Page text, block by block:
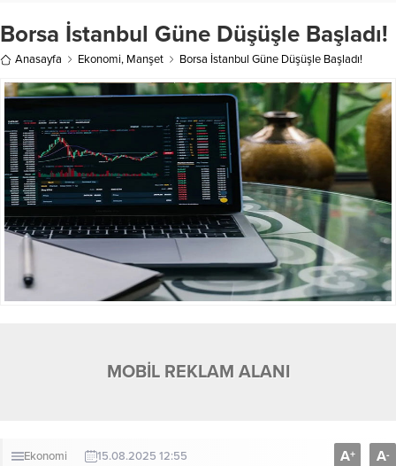
Borsa İstanbul Güne Düşüşle Başladı!
Anasayfa Ekonomi, Manşet Borsa İstanbul Güne Düşüşle Başladı!
MOBİL REKLAM ALANI
Ekonomi 15.08.2025 12:55 A+ A-